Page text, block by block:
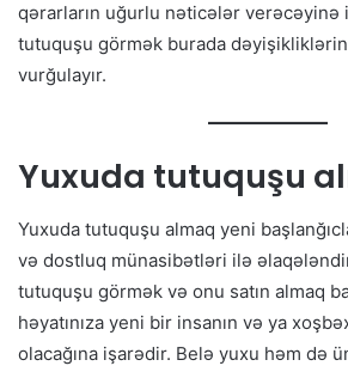
qərarların uğurlu nəticələr verəcəyinə
tutuquşu görmək burada
vurğulayır.
Yuxuda tutuquşu
Yuxuda tutuquşu almaq yeni
və dostluq münasibətləri ilə
tutuquşu görmək və onu satın almaq
həyatınıza yeni bir insanın və ya
olacağına işarədir. Belə yuxu həm də